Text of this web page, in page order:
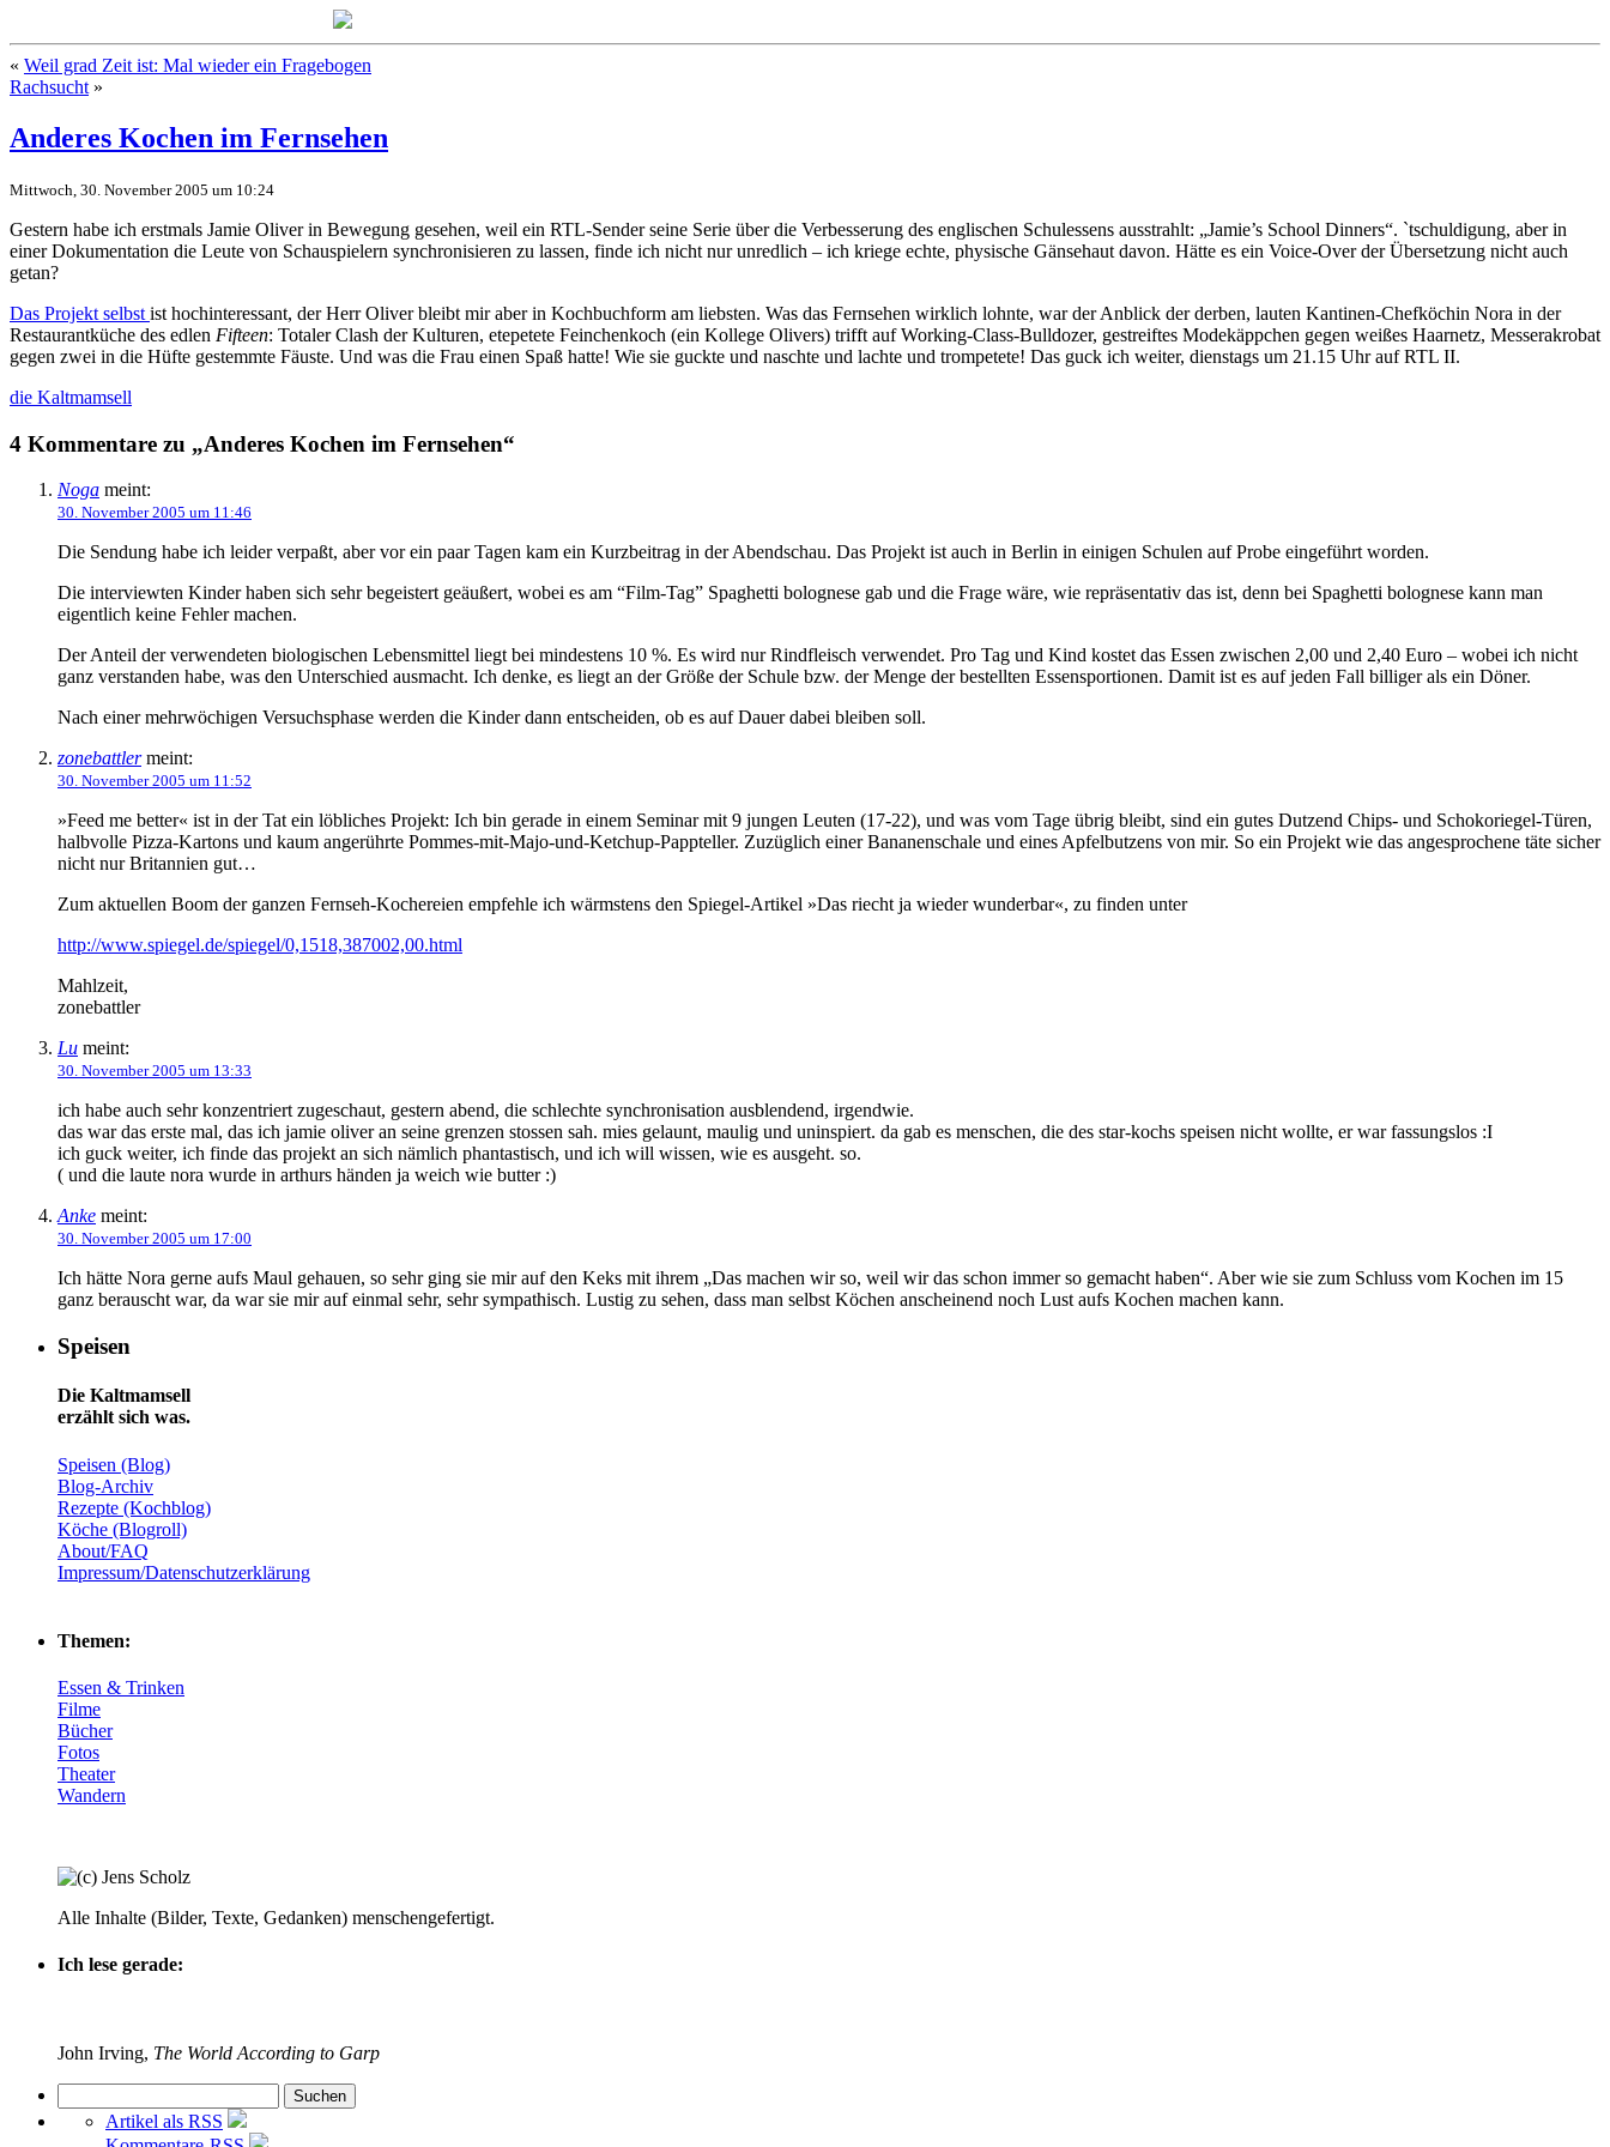
« Weil grad Zeit ist: Mal wieder ein Fragebogen
Rachsucht »
Anderes Kochen im Fernsehen
Mittwoch, 30. November 2005 um 10:24
Gestern habe ich erstmals Jamie Oliver in Bewegung gesehen, weil ein RTL-Sender seine Serie über die Verbesserung des englischen Schulessens ausstrahlt: „Jamie’s School Dinners“. `tschuldigung, aber in
einer Dokumentation die Leute von Schauspielern synchronisieren zu lassen, finde ich nicht nur unredlich – ich kriege echte, physische Gänsehaut davon. Hätte es ein Voice-Over der Übersetzung nicht auch
getan?
Das Projekt selbst ist hochinteressant, der Herr Oliver bleibt mir aber in Kochbuchform am liebsten. Was das Fernsehen wirklich lohnte, war der Anblick der derben, lauten Kantinen-Chefköchin Nora in der
Restaurantküche des edlen Fifteen: Totaler Clash der Kulturen, etepetete Feinchenkoch (ein Kollege Olivers) trifft auf Working-Class-Bulldozer, gestreiftes Modekäppchen gegen weißes Haarnetz, Messerakrobat
gegen zwei in die Hüfte gestemmte Fäuste. Und was die Frau einen Spaß hatte! Wie sie guckte und naschte und lachte und trompetete! Das guck ich weiter, dienstags um 21.15 Uhr auf RTL II.
die Kaltmamsell
4 Kommentare zu „Anderes Kochen im Fernsehen“
Noga meint:
30. November 2005 um 11:46
Die Sendung habe ich leider verpaßt, aber vor ein paar Tagen kam ein Kurzbeitrag in der Abendschau. Das Projekt ist auch in Berlin in einigen Schulen auf Probe eingeführt worden.
Die interviewten Kinder haben sich sehr begeistert geäußert, wobei es am “Film-Tag” Spaghetti bolognese gab und die Frage wäre, wie repräsentativ das ist, denn bei Spaghetti bolognese kann man
eigentlich keine Fehler machen.
Der Anteil der verwendeten biologischen Lebensmittel liegt bei mindestens 10 %. Es wird nur Rindfleisch verwendet. Pro Tag und Kind kostet das Essen zwischen 2,00 und 2,40 Euro – wobei ich nicht
ganz verstanden habe, was den Unterschied ausmacht. Ich denke, es liegt an der Größe der Schule bzw. der Menge der bestellten Essensportionen. Damit ist es auf jeden Fall billiger als ein Döner.
Nach einer mehrwöchigen Versuchsphase werden die Kinder dann entscheiden, ob es auf Dauer dabei bleiben soll.
zonebattlermeint:
30. November 2005 um 11:52
»Feed me better« ist in der Tat ein löbliches Projekt: Ich bin gerade in einem Seminar mit 9 jungen Leuten (17-22), und was vom Tage übrig bleibt, sind ein gutes Dutzend Chips- und Schokoriegel-Türen,
halbvolle Pizza-Kartons und kaum angerührte Pommes-mit-Majo-und-Ketchup-Pappteller. Zuzüglich einer Bananenschale und eines Apfelbutzens von mir. So ein Projekt wie das angesprochene täte sicher
nicht nur Britannien gut…
Zum aktuellen Boom der ganzen Fernseh-Kochereien empfehle ich wärmstens den Spiegel-Artikel »Das riecht ja wieder wunderbar«, zu finden unter
http://www.spiegel.de/spiegel/0,1518,387002,00.html
Mahlzeit,
zonebattler
Lu meint:
30. November 2005 um 13:33
ich habe auch sehr konzentriert zugeschaut, gestern abend, die schlechte synchronisation ausblendend, irgendwie.
das war das erste mal, das ich jamie oliver an seine grenzen stossen sah. mies gelaunt, maulig und uninspiert. da gab es menschen, die des star-kochs speisen nicht wollte, er war fassungslos :I
ich guck weiter, ich finde das projekt an sich nämlich phantastisch, und ich will wissen, wie es ausgeht. so.
( und die laute nora wurde in arthurs händen ja weich wie butter :)
Anke meint:
30. November 2005 um 17:00
Ich hätte Nora gerne aufs Maul gehauen, so sehr ging sie mir auf den Keks mit ihrem „Das machen wir so, weil wir das schon immer so gemacht haben“. Aber wie sie zum Schluss vom Kochen im 15
ganz berauscht war, da war sie mir auf einmal sehr, sehr sympathisch. Lustig zu sehen, dass man selbst Köchen anscheinend noch Lust aufs Kochen machen kann.
Speisen
Die Kaltmamsell
erzählt sich was.
Speisen (Blog)
Blog-Archiv
Rezepte (Kochblog)
Köche (Blogroll)
About/FAQ
Impressum/Datenschutzerklärung
Themen:
Essen & Trinken
Filme
Bücher
Fotos
Theater
Wandern
Alle Inhalte (Bilder, Texte, Gedanken) menschengefertigt.
Ich lese gerade:
John Irving, The World According to Garp
Artikel als RSS